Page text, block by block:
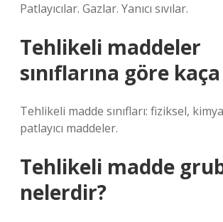
Patlayıcılar. Gazlar. Yanıcı sıvılar.
Tehlikeli maddeler
sınıflarına göre kaça
Tehlikeli madde sınıfları: fiziksel,
patlayıcı maddeler.
Tehlikeli madde
nelerdir?